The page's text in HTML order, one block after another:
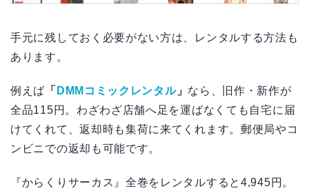
手元に残しておく必要がない方は、レンタルする方法も
あります。
例えば 「 DMMコミックレンタル」 なら、旧作・新作が
全品115円。わざわざ店舗へ足を運ばなくても自宅に届
けてくれて、返却時も集荷に来てくれます。郵便局やコ
ンビニでの返却も可能です。
『からくりサーカス』全巻をレンタルすると4,945円。